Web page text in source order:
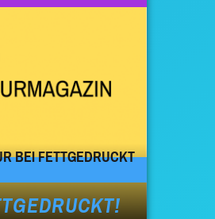
BEI FETTGEDRUCKT